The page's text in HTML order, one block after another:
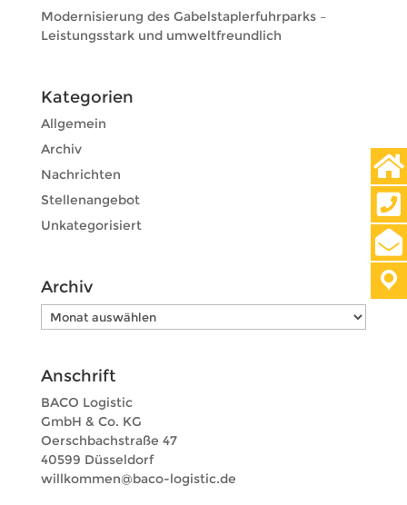
Modernisierung des Gabelstaplerfuhrparks –
Leistungsstark und umweltfreundlich
Kategorien
Allgemein
Archiv
Nachrichten
Stellenangebot
Unkategorisiert
Archiv
Archiv
Anschrift
BACO Logistic
GmbH & Co. KG
Oerschbachstraße 47
40599 Düsseldorf
ed.ci
tsigo
l-oca
b@nem
mokll
iw